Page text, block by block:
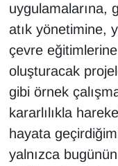
uygulamalarına,
atık yönetimine,
çevre
oluşturacak
gibi örnek
kararlılıkla
hayata
yalnızca